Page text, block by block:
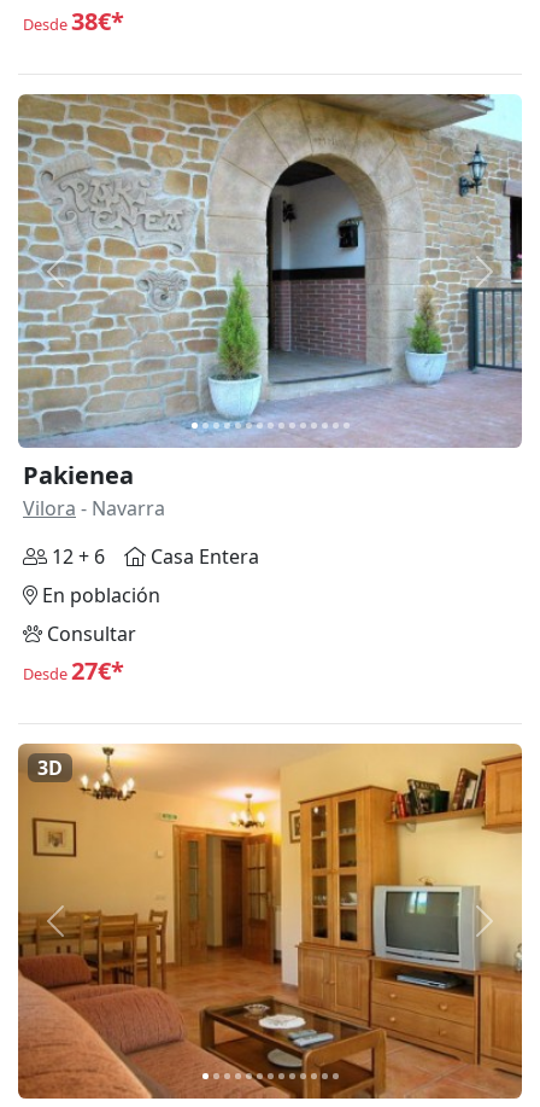
Desde38€*
Anterior
Pakienea
Vilora - Navarra
12 + 6
Casa Entera
En población
Consultar
Desde27€*
Anterior
3D